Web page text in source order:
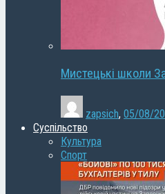
Мистецькі школи
zapsich, 05/08/
Суспільство
Культура
Спорт